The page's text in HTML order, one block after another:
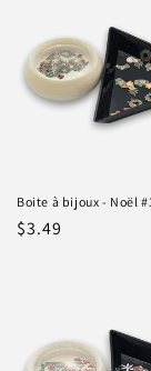
Boite à bijoux - Noël
Prix
$3.49